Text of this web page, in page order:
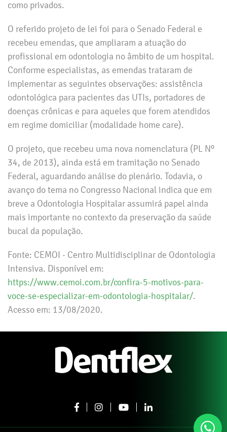
como privados.
O referido projeto de lei foi para o Senado Federal e
recebeu emendas, que ampliaram a atuação do
profissional em odontologia no âmbito de um hospital.
Conforme especialistas, as emendas trataram de
implementar as seguintes observações: assistência
odontológica para pacientes das UTIs, portadores de
doenças crônicas e para aqueles que forem atendidos
em regime domiciliar (modalidade home care).
O projeto, que recebeu uma nova nomenclatura (PL Nº
34, de 2013), ainda está em tramitação no Senado
Federal, aguardando análise do plenário. Todavia, o
avanço do tema no Congresso Nacional indica que em
breve a Odontologia Hospitalar assumirá papel ainda
mais importante no contexto da preservação da saúde
bucal da população.
Fonte: CEMOI - Centro Multidisciplinar de Odontologia
Intensiva. Disponível em:
https://www.cemoi.com.br/confira-5-motivos-para-
voce-se-especializar-em-odontologia-hospitalar/.
Acesso em: 13/08/2020.